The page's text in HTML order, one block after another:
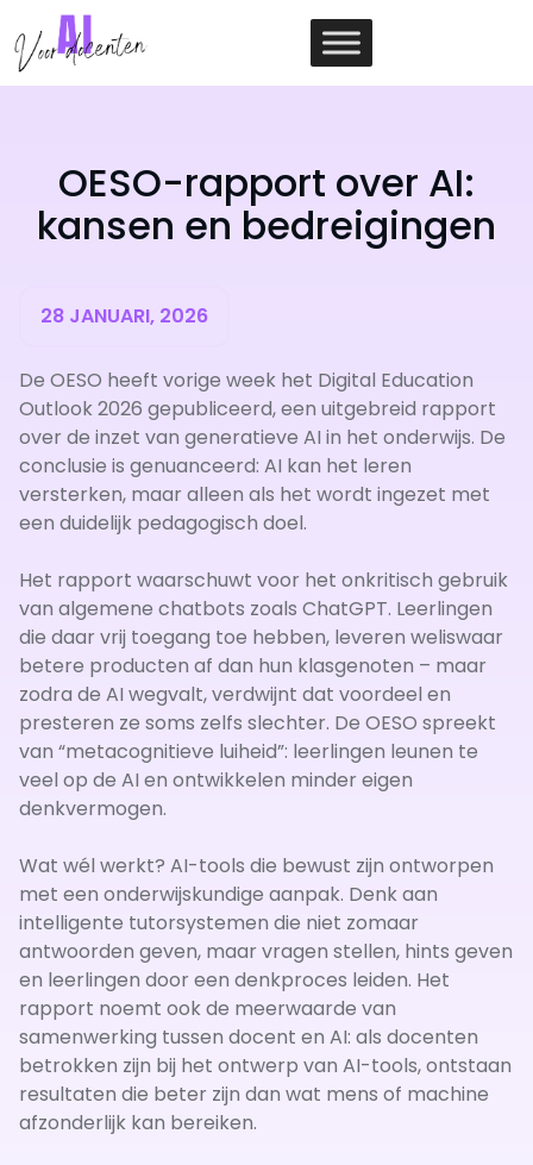
naar
de
OESO-rapport over AI:
kansen en bedreigingen
28 JANUARI, 2026
De OESO heeft vorige week het Digital Education
Outlook 2026 gepubliceerd, een uitgebreid rapport
over de inzet van generatieve AI in het onderwijs. De
conclusie is genuanceerd: AI kan het leren
versterken, maar alleen als het wordt ingezet met
een duidelijk pedagogisch doel.
Het rapport waarschuwt voor het onkritisch gebruik
van algemene chatbots zoals ChatGPT. Leerlingen
die daar vrij toegang toe hebben, leveren weliswaar
betere producten af dan hun klasgenoten – maar
zodra de AI wegvalt, verdwijnt dat voordeel en
presteren ze soms zelfs slechter. De OESO spreekt
van “metacognitieve luiheid”: leerlingen leunen te
veel op de AI en ontwikkelen minder eigen
denkvermogen.
Wat wél werkt? AI-tools die bewust zijn ontworpen
met een onderwijskundige aanpak. Denk aan
intelligente tutorsystemen die niet zomaar
antwoorden geven, maar vragen stellen, hints geven
en leerlingen door een denkproces leiden. Het
rapport noemt ook de meerwaarde van
samenwerking tussen docent en AI: als docenten
betrokken zijn bij het ontwerp van AI-tools, ontstaan
resultaten die beter zijn dan wat mens of machine
afzonderlijk kan bereiken.